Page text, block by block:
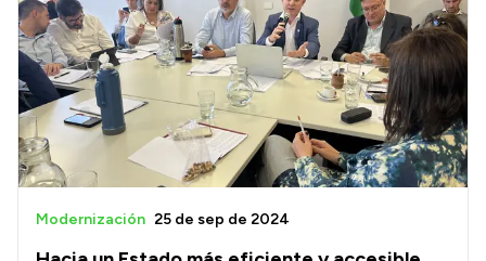
Transparencia
Presupuesto
Boletín Oficial
Compras y licitaciones
Consulta de expedientes
Modernización 25 de sep de 2024